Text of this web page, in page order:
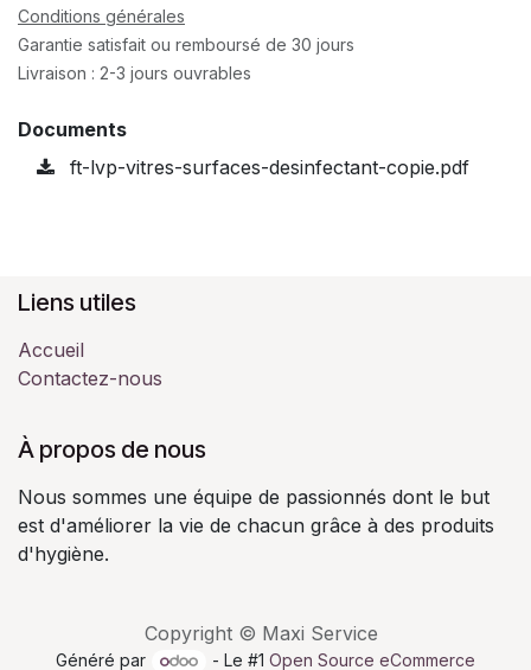
Conditions générales
Garantie satisfait ou remboursé de 30 jours
Livraison : 2-3 jours ouvrables
Documents
ft-lvp-vitres-surfaces-desinfectant-copie.pdf
Liens utiles
Accueil
Contactez-nous
À propos de nous
Nous sommes une équipe de passionnés dont le but
est d'améliorer la vie de chacun grâce à des produits
d'hygiène.
Copyright © Maxi Service
Généré par - Le #1Open Source eCommerce